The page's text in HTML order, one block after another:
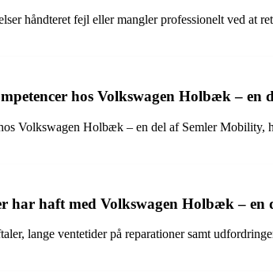
håndteret fejl eller mangler professionelt ved at
hos Volkswagen Holbæk – en
Volkswagen Holbæk – en del af Semler
har haft med Volkswagen Holbæk – en
lange ventetider på reparationer samt